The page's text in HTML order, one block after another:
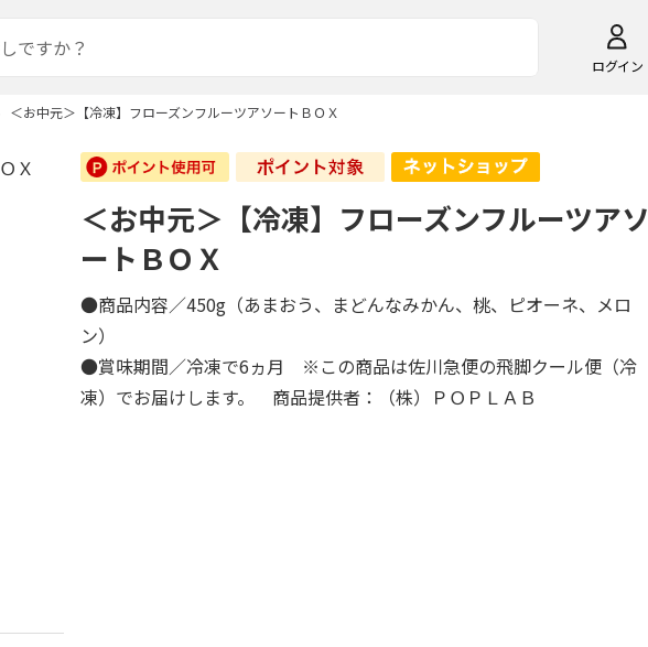
ログイン
＜お中元＞【冷凍】フローズンフルーツアソートＢＯＸ
＜お中元＞【冷凍】フローズンフルーツアソ
ートＢＯＸ
●商品内容／450g（あまおう、まどんなみかん、桃、ピオーネ、メロ
ン）
●賞味期間／冷凍で6ヵ月 ※この商品は佐川急便の飛脚クール便（冷
凍）でお届けします。 商品提供者：（株）ＰＯＰＬＡＢ